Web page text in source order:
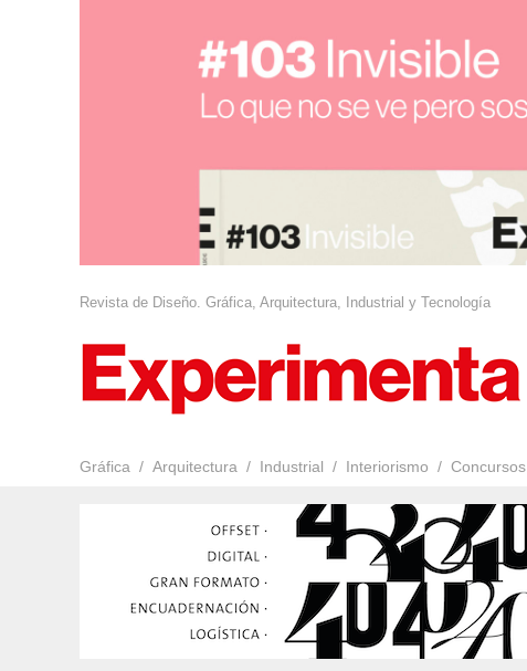
Revista de Diseño. Gráfica, Arquitectura, Industrial y Tecnología
Gráfica Arquitectura Industrial Interiorismo Concursos